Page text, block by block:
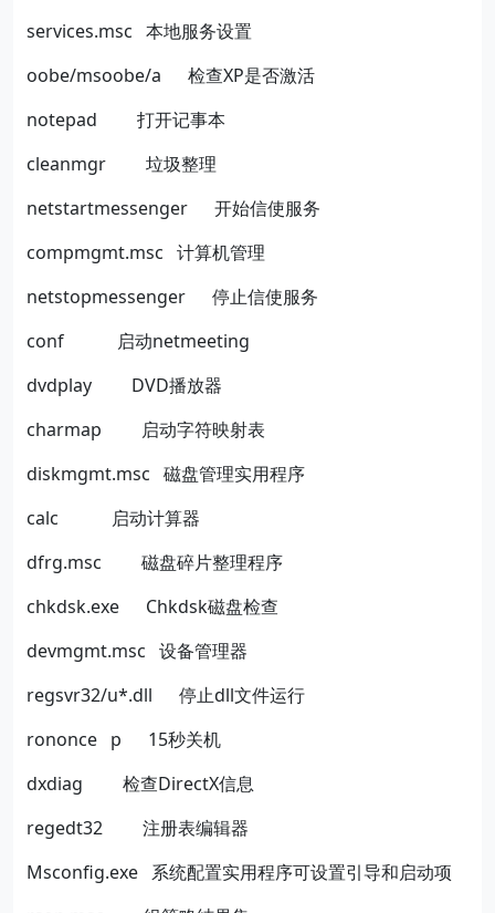
services.msc 本地服务设置
oobe/msoobe/a
检查XP是否激活
notepad 打开记事本
cleanmgr 垃圾整理
netstartmessenger 开始信使服务
compmgmt.msc 计算机管理
netstopmessenger 停止信使服务
conf
启动netmeeting
dvdplay
DVD播放器
charmap 启动字符映射表
diskmgmt.msc 磁盘管理实用程序
calc 启动计算器
dfrg.msc 磁盘碎片整理程序
chkdsk.exe
Chkdsk磁盘检查
devmgmt.msc 设备管理器
regsvr32/u*.dll
停止dll文件运行
rononce p 15秒关机
dxdiag
检查DirectX信息
regedt32 注册表编辑器
Msconfig.exe 系统配置实用程序可设置引导和启动项